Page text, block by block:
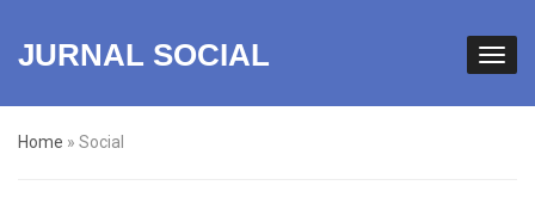
JURNAL SOCIAL
Home » Social